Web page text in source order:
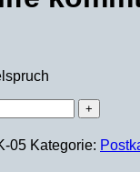
05 Kategorie: